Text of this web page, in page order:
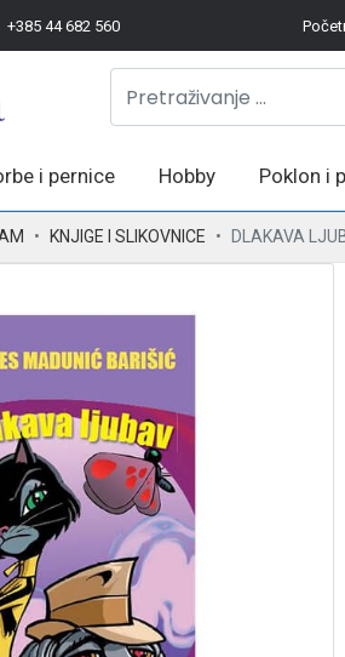
+385 44 682 560
i pernice Hobby Poklon i
KNJIGE I SLIKOVNICE DLAKAVA